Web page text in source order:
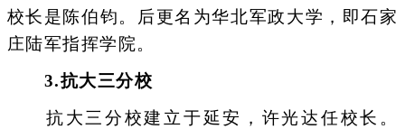
校长是陈伯钧。后更名为华北军政大学，即石家
庄陆军指挥学院。
3.抗大三分校
抗大三分校建立于延安，许光达任校长。